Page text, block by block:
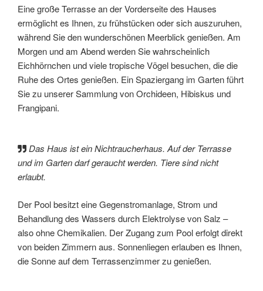
Eine große Terrasse an der Vorderseite des Hauses
ermöglicht es Ihnen, zu frühstücken oder sich auszuruhen,
während Sie den wunderschönen Meerblick genießen. Am
Morgen und am Abend werden Sie wahrscheinlich
Eichhörnchen und viele tropische Vögel besuchen, die die
Ruhe des Ortes genießen. Ein Spaziergang im Garten führt
Sie zu unserer Sammlung von Orchideen, Hibiskus und
Frangipani.
Das Haus ist ein Nichtraucherhaus. Auf der Terrasse
und im Garten darf geraucht werden. Tiere sind nicht
erlaubt.
Der Pool besitzt eine Gegenstromanlage, Strom und
Behandlung des Wassers durch Elektrolyse von Salz –
also ohne Chemikalien. Der Zugang zum Pool erfolgt direkt
von beiden Zimmern aus. Sonnenliegen erlauben es Ihnen,
die Sonne auf dem Terrassenzimmer zu genießen.